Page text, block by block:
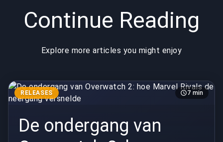
Continue Reading
Explore more articles you might enjoy
RELEASES 7 min
De ondergang van